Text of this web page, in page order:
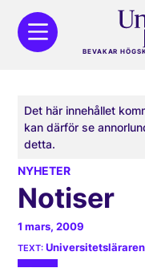
BEVAKAR
Det här innehållet
kan därför se
detta.
NYHETER
Notiser
1 mars, 2009
Universitetsläraren